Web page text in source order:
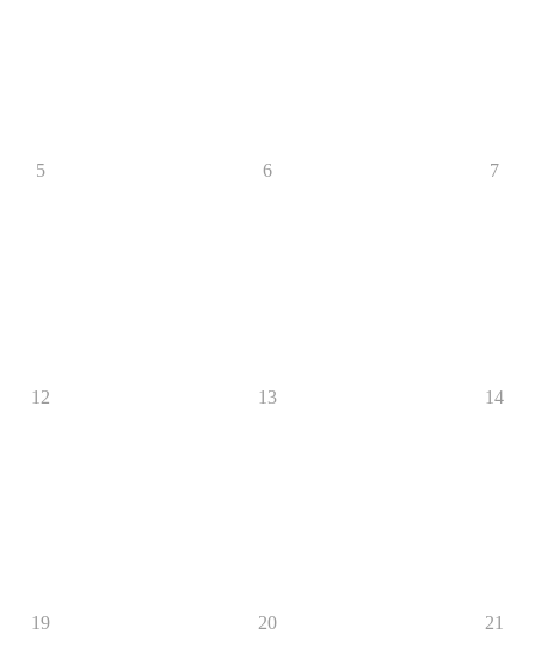
5 6 7
12 13 14
19 20 21